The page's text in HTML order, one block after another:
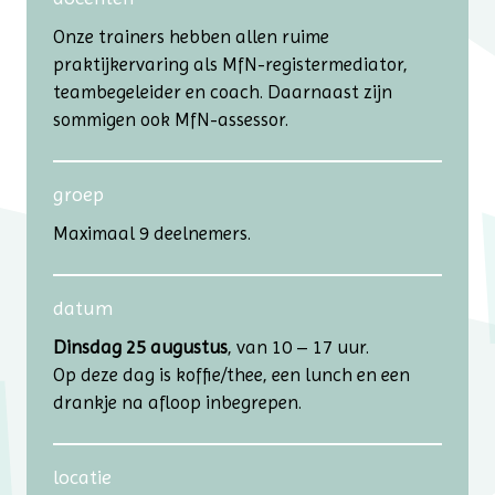
Onze trainers hebben allen ruime
praktijkervaring als MfN-registermediator,
teambegeleider en coach. Daarnaast zijn
sommigen ook MfN-assessor.
groep
Maximaal 9 deelnemers.
datum
Dinsdag 25 augustus, van 10 – 17 uur.
Op deze dag is koffie/thee, een lunch en een
drankje na afloop inbegrepen.
locatie